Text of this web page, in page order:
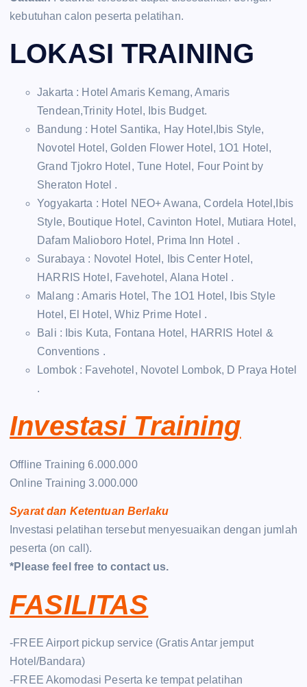
kebutuhan calon peserta pelatihan.
LOKASI TRAINING
Jakarta : Hotel Amaris Kemang, Amaris
Tendean,Trinity Hotel, Ibis Budget.
Bandung : Hotel Santika, Hay Hotel,Ibis Style,
Novotel Hotel, Golden Flower Hotel, 1O1 Hotel,
Grand Tjokro Hotel, Tune Hotel, Four Point by
Sheraton Hotel .
Yogyakarta : Hotel NEO+ Awana, Cordela Hotel,Ibis
Style, Boutique Hotel, Cavinton Hotel, Mutiara Hotel,
Dafam Malioboro Hotel, Prima Inn Hotel .
Surabaya : Novotel Hotel, Ibis Center Hotel,
HARRIS Hotel, Favehotel, Alana Hotel .
Malang : Amaris Hotel, The 1O1 Hotel, Ibis Style
Hotel, El Hotel, Whiz Prime Hotel .
Bali : Ibis Kuta, Fontana Hotel, HARRIS Hotel &
Conventions .
Lombok : Favehotel, Novotel Lombok, D Praya Hotel
.
Investasi Training
Offline Training 6.000.000
Online Training 3.000.000
Syarat dan Ketentuan Berlaku
Investasi pelatihan tersebut menyesuaikan dengan jumlah
peserta (on call).
*Please feel free to contact us.
FASILITAS
-FREE Airport pickup service (Gratis Antar jemput
Hotel/Bandara)
-FREE Akomodasi Peserta ke tempat pelatihan